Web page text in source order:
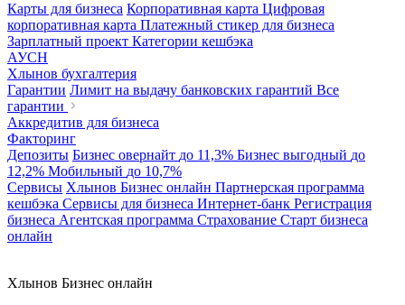
Карты для бизнеса Корпоративная карта Цифровая
корпоративная карта Платежный стикер для бизнеса
Зарплатный проект Категории кешбэка
АУСН
Хлынов бухгалтерия
Гарантии Лимит на выдачу банковских гарантий Все
гарантии
Аккредитив для бизнеса
Факторинг
Депозиты Бизнес овернайт до 11,3% Бизнес выгодный до
12,2% Мобильный до 10,7%
Сервисы Хлынов Бизнес онлайн Партнерская программа
кешбэка Сервисы для бизнеса Интернет-банк Регистрация
бизнеса Агентская программа Страхование Старт бизнеса
онлайн
Хлынов Бизнес онлайн